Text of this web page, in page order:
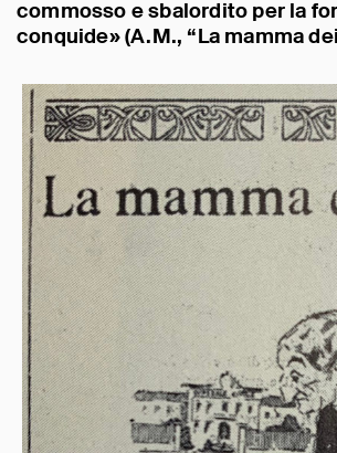
commosso e sbalordito per la
conquide» (A.M., “La mamma